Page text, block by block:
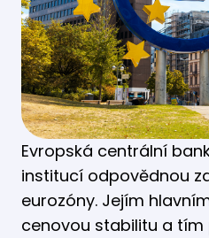
Evropská centrální
institucí odpovědnou
eurozóny. Jejím
cenovou stabilitu a